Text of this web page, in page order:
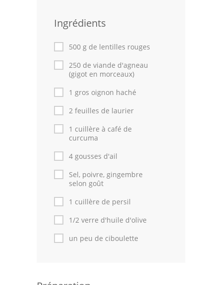
Fêtes Religieuses
Chefs
Forum
Thèmes
Espace Personnel
Ingrédients
500 g de lentilles rouges
250 de viande d'agneau
(gigot en morceaux)
1 gros oignon haché
2 feuilles de laurier
1 cuillère à café de
curcuma
4 gousses d'ail
Sel, poivre, gingembre
selon goût
1 cuillère de persil
1/2 verre d'huile d'olive
un peu de ciboulette